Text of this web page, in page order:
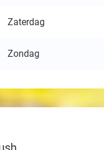
Zaterdag
Zondag